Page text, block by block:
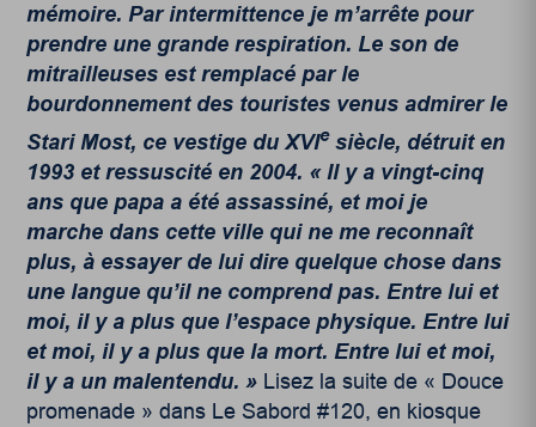
mémoire. Par intermittence je m’arrête pour
prendre une grande respiration. Le son de
mitrailleuses est remplacé par le
bourdonnement des touristes venus admirer le
Stari Most, ce vestige du XVIesiècle, détruit en
1993 et ressuscité en 2004. « Il y a vingt-cinq
ans que papa a été assassiné, et moi je
marche dans cette ville qui ne me reconnaît
plus, à essayer de lui dire quelque chose dans
une langue qu’il ne comprend pas. Entre lui et
moi, il y a plus que l’espace physique. Entre lui
et moi, il y a plus que la mort. Entre lui et moi,
il y a un malentendu. » Lisez la suite de « Douce
promenade » dans Le Sabord #120, en kiosque